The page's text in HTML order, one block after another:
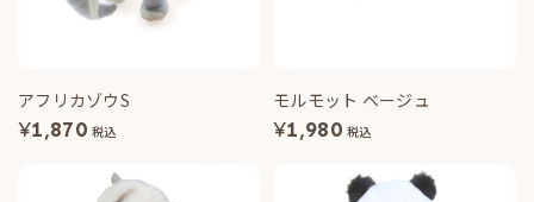
アフリカゾウS
¥1,870 税込
モルモット ベージュ
¥1,980 税込